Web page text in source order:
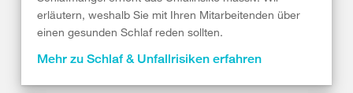
erläutern, weshalb Sie mit Ihren Mitarbeitenden über
einen gesunden Schlaf reden sollten.
Mehr zu Schlaf & Unfallrisiken erfahren